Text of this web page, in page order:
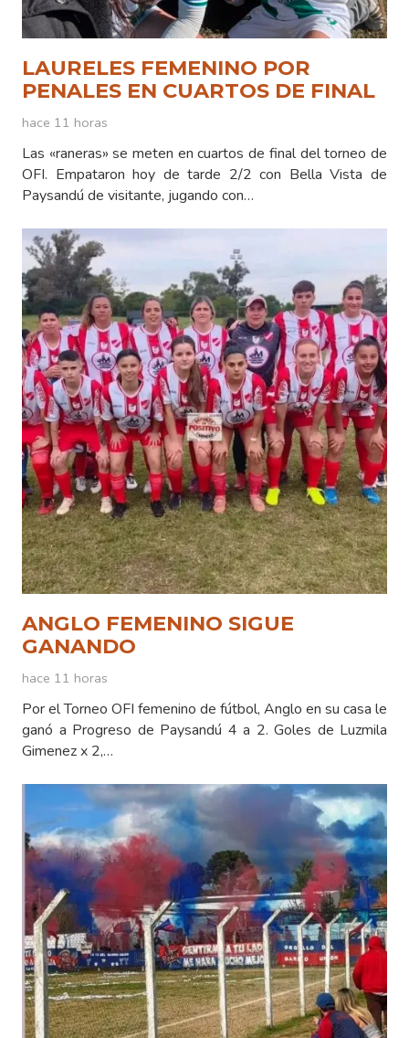
LAURELES FEMENINO POR
PENALES EN CUARTOS DE FINAL
hace 11 horas
Las «raneras» se meten en cuartos de final del torneo de
OFI. Empataron hoy de tarde 2/2 con Bella Vista de
Paysandú de visitante, jugando con…
ANGLO FEMENINO SIGUE
GANANDO
hace 11 horas
Por el Torneo OFI femenino de fútbol, Anglo en su casa le
ganó a Progreso de Paysandú 4 a 2. Goles de Luzmila
Gimenez x 2,…